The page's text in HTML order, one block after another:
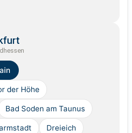
der Höhe
Bad Soden am Taunus
Dreieich